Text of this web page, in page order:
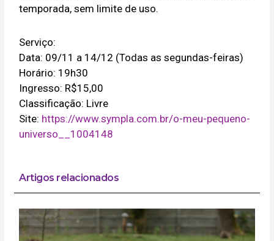
temporada, sem limite de uso.
Serviço:
Data: 09/11 a 14/12 (Todas as segundas-feiras)
Horário: 19h30
Ingresso: R$15,00
Classificação: Livre
Site: https://www.sympla.com.br/o-meu-pequeno-
universo__1004148
Artigos relacionados